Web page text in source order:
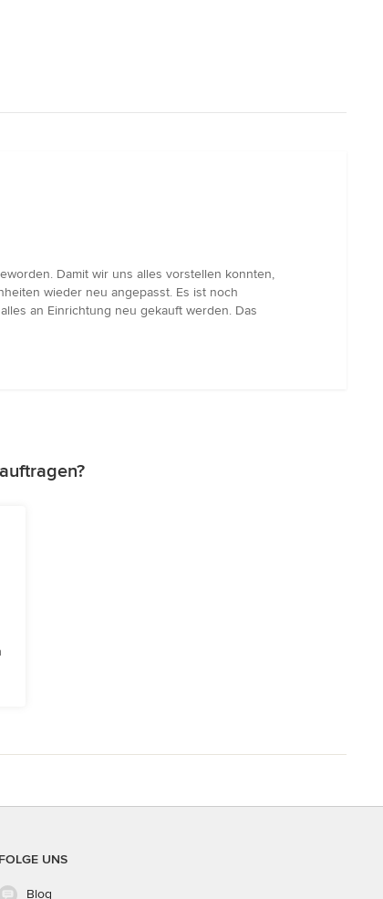
Damit wir uns alles vorstellen konnten,
wieder neu angepasst. Es ist noch
an Einrichtung neu gekauft werden. Das
FOLGE UNS
Blog